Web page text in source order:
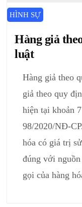
HÌNH SỰ
Hàng giả
luật
Hàng giả theo
giả theo quy
hiện tại khoản
98/2020/NĐ-
hóa có giá trị
đúng với
gọi của hàng